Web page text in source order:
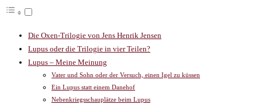
Die Oxen-Trilogie von Jens Henrik Jensen
Lupus oder die Trilogie in vier Teilen?
Lupus – Meine Meinung
Vater und Sohn oder der Versuch, einen Igel zu küssen
Ein Lupus statt einem Danehof
Nebenkriegsschauplätze beim Lupus